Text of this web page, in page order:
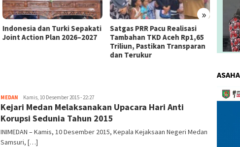
»
Satgas PRR Pacu Realisasi
Tambahan TKD Aceh Rp1,65
Kemnaker Berhasil Mediasi
Perselisihan PHK PT Amos
Indah Indonesia Perselisihan
PHK PT Amos Indah Indonesia
The
MEDAN redaksi
Kamis, 10 Desember 2015 - 22:27
Kejari Medan Melaksanakan Upacara Hari Anti
Korupsi Sedunia Tahun 2015
INIMEDAN – Kamis, 10 Desember 2015, Kepala Kejaksaan Negeri Medan
Samsuri, […]
Video